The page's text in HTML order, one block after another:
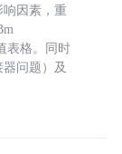
响因素，重
表格。同时
问题）及